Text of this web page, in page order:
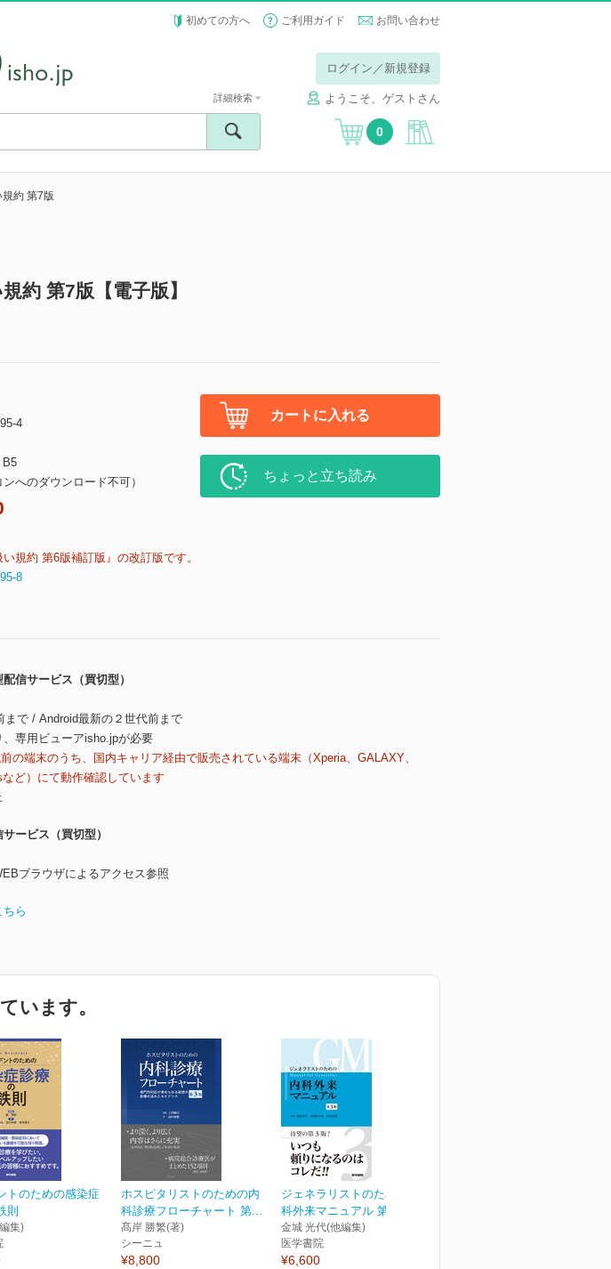
初めての方へ ご利用ガイド お問い合わせ
ログイン／新規登録
ようこそ、ゲストさん
詳細検索
0
約 第7版
約 第7版【電子版】
4
B5
へのダウンロード不可）
い規約 第6版補訂版』の改訂版です。
8
カートに入れる
ちょっと立ち読み
信サービス（買切型）
まで / Android最新の２世代前まで
専用ビューアisho.jpが必要
の端末のうち、国内キャリア経由で販売されている端末（Xperia、GALAXY、
ど）にて動作確認しています
ービス（買切型）
ブラウザによるアクセス参照
ちら
います。
トのための感染症
則
集)
ホスピタリストのための内
科診療フローチャート 第...
髙岸 勝繁(著)
シーニュ
¥8,800
ジェネラリストのための内
科外来マニュアル 第3版
金城 光代(他編集)
医学書院
¥6,600